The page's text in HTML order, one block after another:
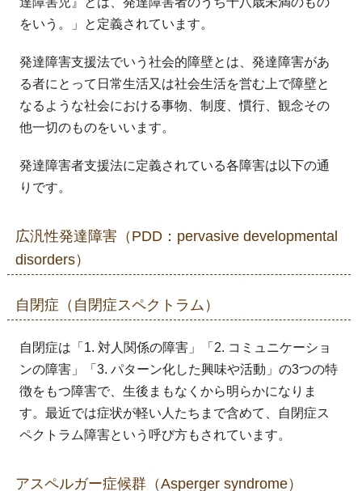
をいう。」と定義されています。
発達障害支援法でいう社会的障壁とは、発達障害があ
る者にとって日常生活又は社会生活を営む上で障壁と
なるような社会における事物、制度、慣行、観念その
他一切のものをいいます。
発達障害者支援法に定義されている各障害は以下の通
りです。
広汎性発達障害（PDD：pervasive developmental
disorders）
自閉症（自閉症スペクトラム）
自閉症は「1. 対人関係の障害」「2. コミュニケーショ
ンの障害」「3. パターン化した興味や活動」の3つの特
徴をもつ障害で、生後まもなくから明らかになりま
す。最近では症状が軽い人たちまで含めて、自閉症ス
ペクトラム障害という呼び方もされています。
アスペルガー症候群（Asperger syndrome）